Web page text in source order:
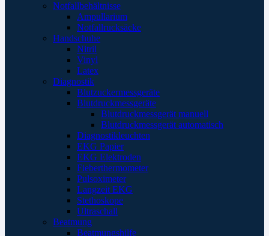
Notfallbehältnisse
Ampullarium
Notfallrucksäcke
Handschuhe
Nitril
Vinyl
Latex
Diagnostik
Blutzuckermessgeräte
Blutdruckmessgeräte
Blutdruckmessgerät manuell
Blutdruckmessgerät automatisch
Diagnostikleuchten
EKG Papier
EKG Elektroden
Fieberthermometer
Pulsoximeter
Langzeit EKG
Stethoskope
Ultraschall
Beatmung
Beatmungshilfe